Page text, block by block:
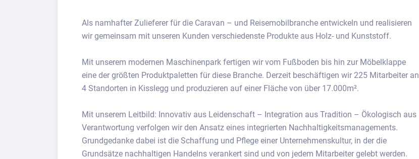
Als namhafter Zulieferer für die Caravan – und Reisemobilbranche entwickeln und realisieren
wir gemeinsam mit unseren Kunden verschiedenste Produkte aus Holz- und Kunststoff.
Mit unserem modernen Maschinenpark fertigen wir vom Fußboden bis hin zur Möbelklappe
eine der größten Produktpaletten für diese Branche. Derzeit beschäftigen wir 225 Mitarbeiter an
4 Standorten in Kisslegg und produzieren auf einer Fläche von über 17.000m².
Mit unserem Leitbild: Innovativ aus Leidenschaft – Integration aus Tradition – Ökologisch aus
Verantwortung verfolgen wir den Ansatz eines integrierten Nachhaltigkeitsmanagements.
Grundgedanke dabei ist die Schaffung und Pflege einer Unternehmenskultur, in der die
Grundsätze nachhaltigen Handelns verankert sind und von jedem Mitarbeiter gelebt werden.